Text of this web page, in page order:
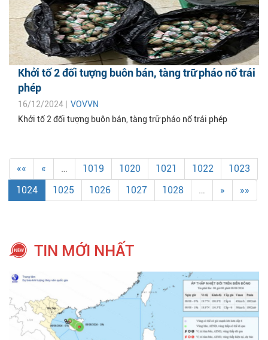
Khởi tố 2 đối tượng buôn bán, tàng trữ pháo nổ trái
phép
16/12/2024 | VOVVN
Khởi tố 2 đối tượng buôn bán, tàng trữ pháo nổ trái phép
«« « … 1019 1020 1021 1022
1023
1024
1025 1026 1027 1028 … » »»
TIN MỚI NHẤT